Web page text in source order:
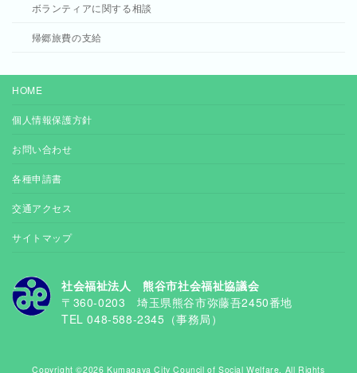
ボランティアに関する相談
帰郷旅費の支給
HOME
個人情報保護方針
お問い合わせ
各種申請書
交通アクセス
サイトマップ
社会福祉法人 熊谷市社会福祉協議会
〒360-0203 埼玉県熊谷市弥藤吾2450番地
TEL 048-588-2345（事務局）
Copyright ©2026 Kumagaya City Council of Social Welfare. All Rights